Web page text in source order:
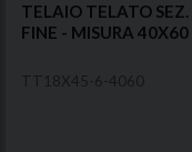
TELAIO TELATO
FINE - MISURA 40X60